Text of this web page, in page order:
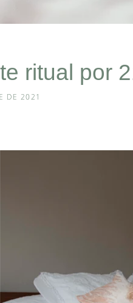
ritual por
DE 2021